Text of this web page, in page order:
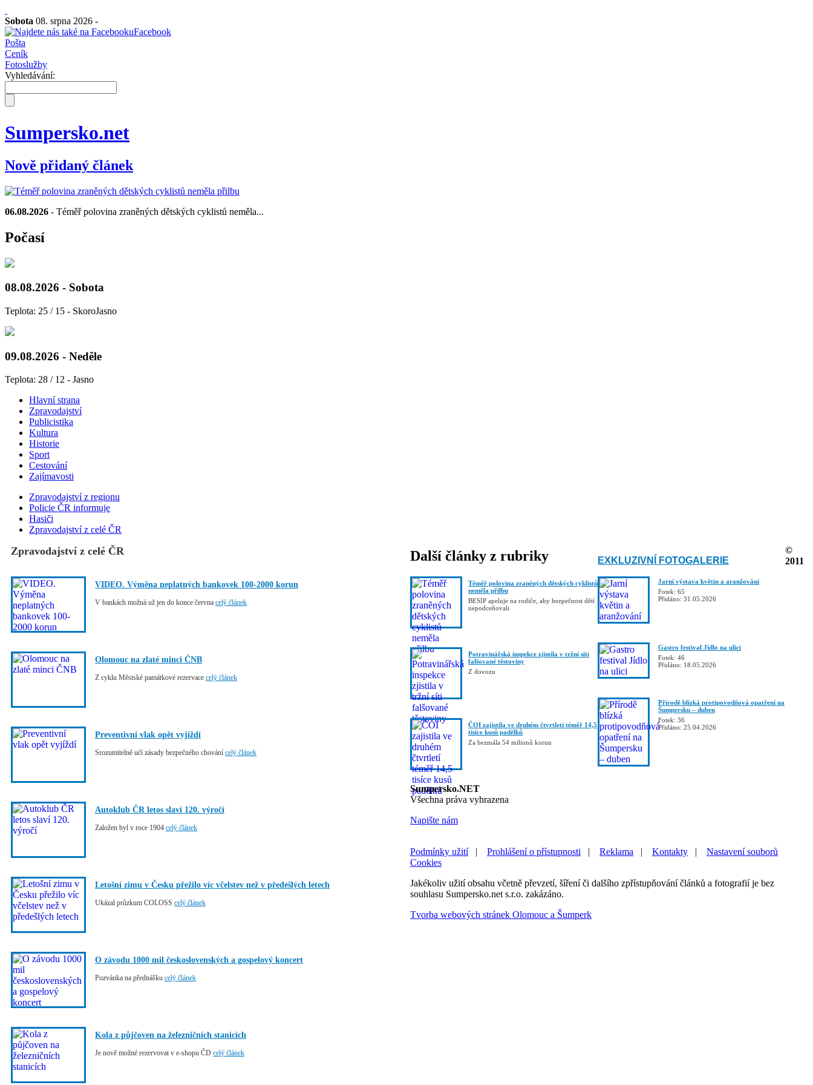
Sobota 08. srpna 2026 -
Facebook
Pošta
Ceník
Fotoslužby
Vyhledávání:
Sumpersko.net
Nově přidaný článek
06.08.2026 - Téměř polovina zraněných dětských cyklistů neměla...
Počasí
08.08.2026 - Sobota
Teplota: 25 / 15 - SkoroJasno
09.08.2026 - Neděle
Teplota: 28 / 12 - Jasno
Hlavní strana
Zpravodajství
Publicistika
Kultura
Historie
Sport
Cestování
Zajímavosti
Zpravodajství z regionu
Policie ČR informuje
Hasiči
Zpravodajství z celé ČR
Zpravodajství z celé ČR
VIDEO. Výměna neplatných bankovek 100-2000 korun
V bankách možná už jen do konce června celý článek
Olomouc na zlaté minci ČNB
Z cyklu Městské památkové rezervace celý článek
Preventivní vlak opět vyjíždí
Srozumitelně učí zásady bezpečného chování celý článek
Autoklub ČR letos slaví 120. výročí
Založen byl v roce 1904 celý článek
Letošní zimu v Česku přežilo víc včelstev než v předešlých letech
Ukázal průzkum COLOSS celý článek
O závodu 1000 mil československých a gospelový koncert
Pozvánka na přednášku celý článek
Kola z půjčoven na železničních stanicích
Je nově možné rezervovat v e-shopu ČD celý článek
Další články z rubriky
Téměř polovina zraněných dětských cyklistů
neměla přilbu
BESIP apeluje na rodiče, aby bezpečnost dětí
nepodceňovali
Potravinářská inspekce zjistila v tržní síti
falšované těstoviny
Z dovozu
ČOI zajistila ve druhém čtvrtletí téměř 14,5
tisíce kusů padělků
Za bezmála 54 milionů korun
EXKLUZIVNÍ FOTOGALERIE
Jarní výstava květin a aranžování
Fotek: 65
Přidáno: 31.05.2026
Gastro festival Jídlo na ulici
Fotek: 46
Přidáno: 18.05.2026
Přírodě blízká protipovodňová opatření na
Šumpersku – duben
Fotek: 36
Přidáno: 25.04.2026
©
2011
Sumpersko.NET
Všechna práva vyhrazena
Napište nám
Podmínky užití Prohlášení o přístupnosti Reklama Kontakty
Nastavení souborů
Cookies
Jakékoliv užití obsahu včetně převzetí, šíření či dalšího zpřístupňování článků a fotografií je bez
souhlasu Sumpersko.net s.r.o. zakázáno.
Tvorba webových stránek Olomouc a Šumperk